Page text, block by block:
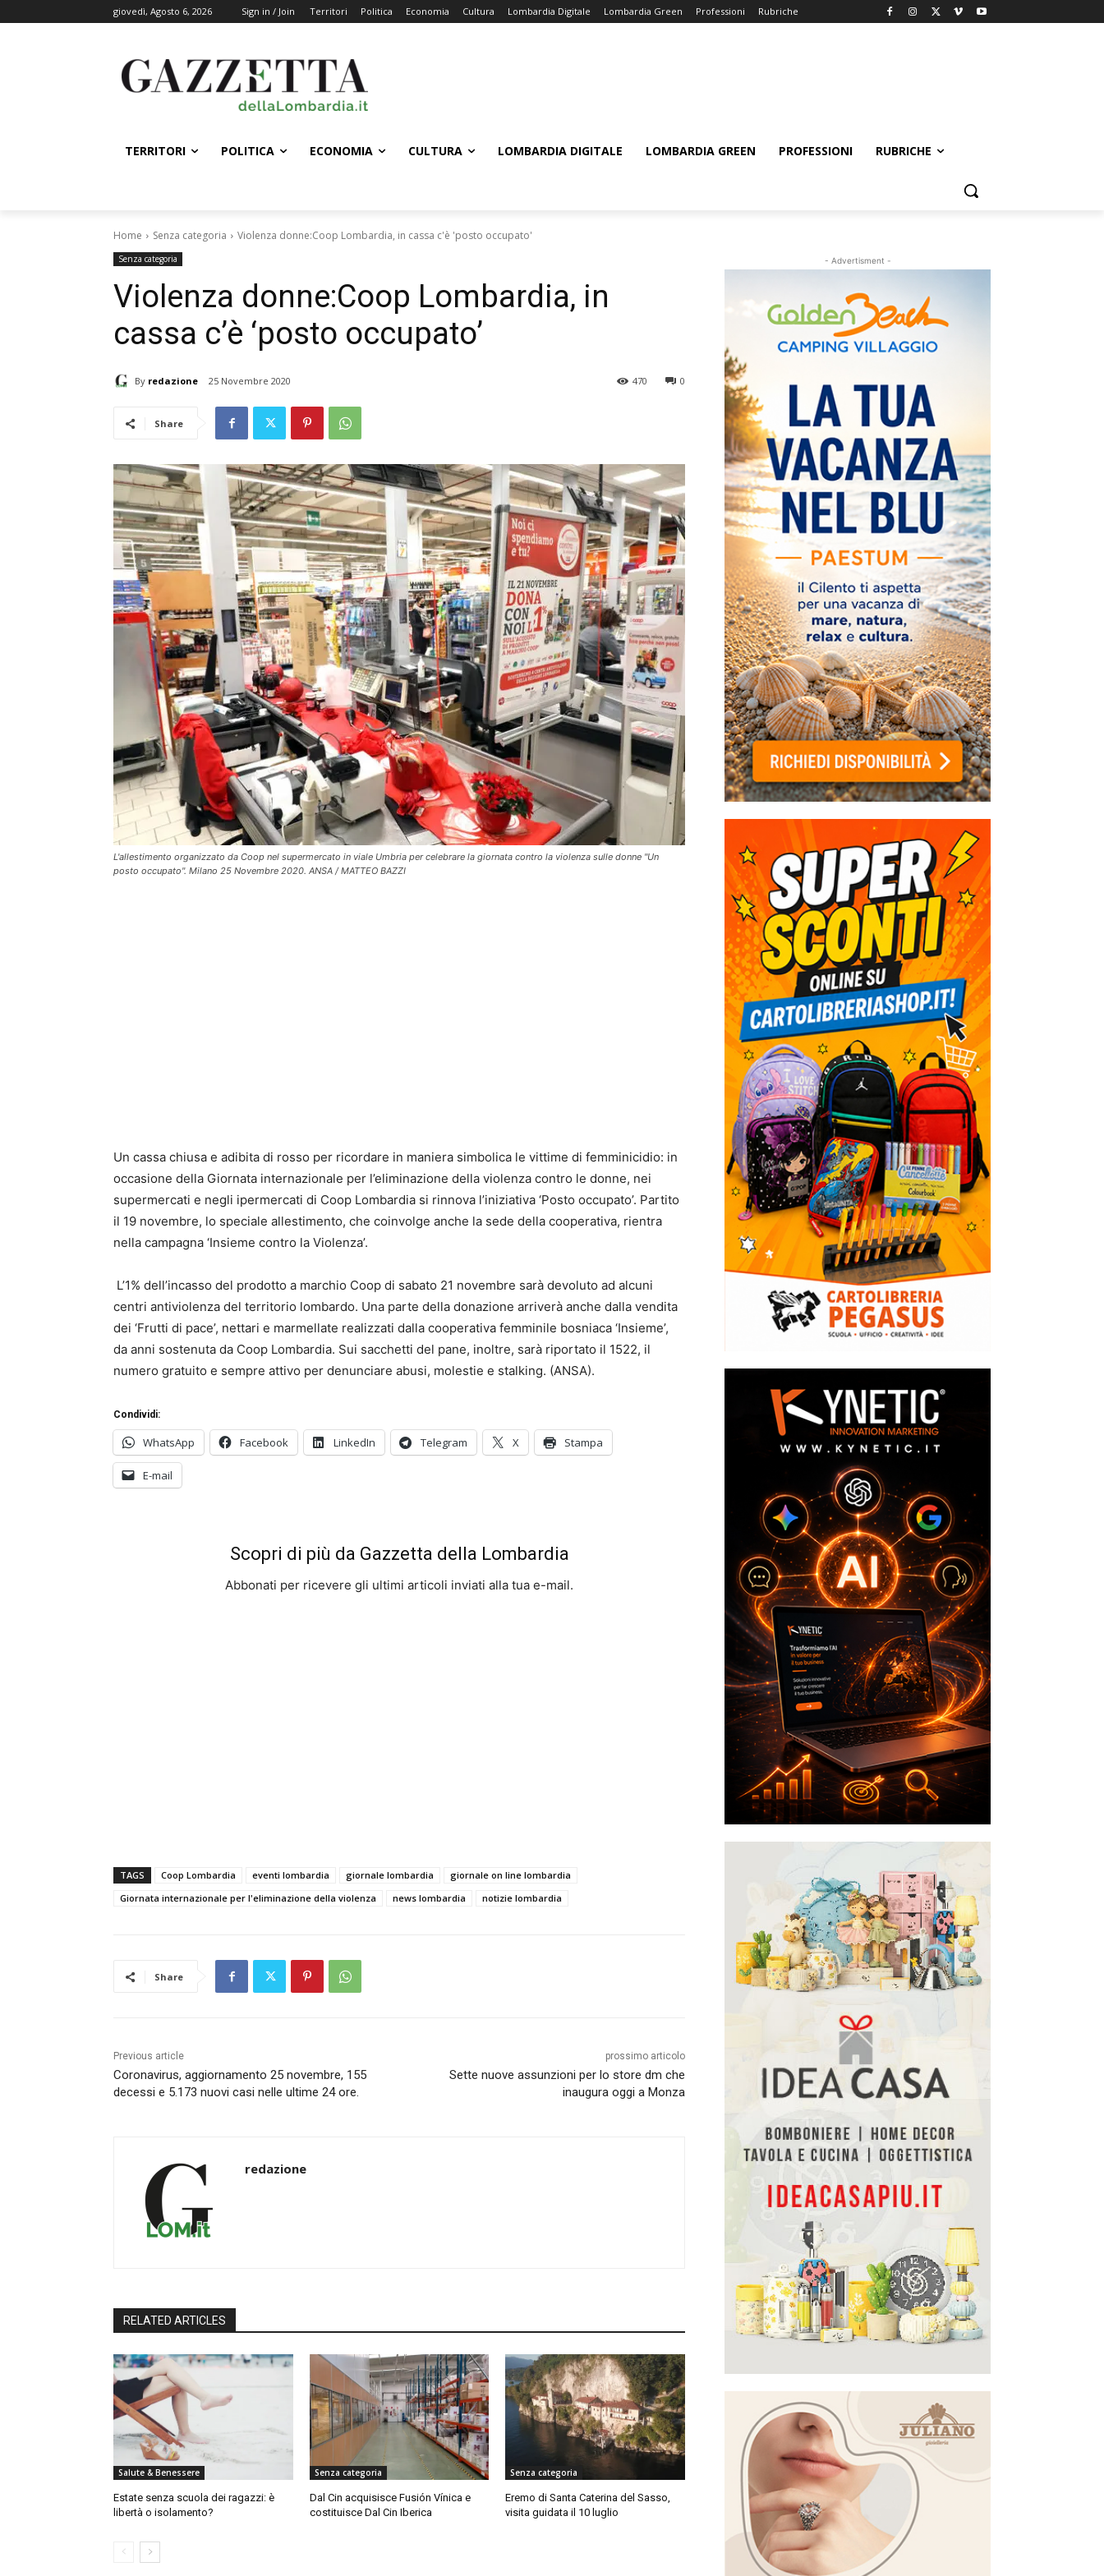
giovedì, Agosto 6, 2026 Sign in / Join Territori Politica Economia Cultura Lombardia Digitale Lombardia Green Professioni Rubriche
TERRITORI POLITICA ECONOMIA CULTURA LOMBARDIA DIGITALE LOMBARDIA GREEN PROFESSIONI RUBRICHE
Home Senza categoria Violenza donne:Coop Lombardia, in cassa c'è 'posto occupato'
Senza categoria
Violenza donne:Coop Lombardia, in
cassa c’è ‘posto occupato’
By redazione 25 Novembre 2020 0
470
Share
L'allestimento organizzato da Coop nel supermercato in viale Umbria per celebrare la giornata contro la violenza sulle donne "Un
posto occupato". Milano 25 Novembre 2020. ANSA / MATTEO BAZZI
Un cassa chiusa e adibita di rosso per ricordare in maniera simbolica le vittime di femminicidio: in
occasione della Giornata internazionale per l’eliminazione della violenza contro le donne, nei
supermercati e negli ipermercati di Coop Lombardia si rinnova l’iniziativa ‘Posto occupato’. Partito
il 19 novembre, lo speciale allestimento, che coinvolge anche la sede della cooperativa, rientra
nella campagna ‘Insieme contro la Violenza’.
L’1% dell’incasso del prodotto a marchio Coop di sabato 21 novembre sarà devoluto ad alcuni
centri antiviolenza del territorio lombardo. Una parte della donazione arriverà anche dalla vendita
dei ‘Frutti di pace’, nettari e marmellate realizzati dalla cooperativa femminile bosniaca ‘Insieme’,
da anni sostenuta da Coop Lombardia. Sui sacchetti del pane, inoltre, sarà riportato il 1522, il
numero gratuito e sempre attivo per denunciare abusi, molestie e stalking. (ANSA).
Condividi:
WhatsApp Facebook LinkedIn Telegram X Stampa
E-mail
Scopri di più da Gazzetta della Lombardia
Abbonati per ricevere gli ultimi articoli inviati alla tua e-mail.
TAGS Coop Lombardia eventi lombardia giornale lombardia
giornale on line lombardia
Giornata internazionale per l'eliminazione della violenza
news lombardia notizie lombardia
Share
Previous article
Coronavirus, aggiornamento 25 novembre, 155
decessi e 5.173 nuovi casi nelle ultime 24 ore.
prossimo articolo
Sette nuove assunzioni per lo store dm che
inaugura oggi a Monza
redazione
RELATED ARTICLES
Salute & Benessere
Estate senza scuola dei ragazzi: è
libertà o isolamento?
Senza categoria
Dal Cin acquisisce Fusión Vínica e
costituisce Dal Cin Iberica
Senza categoria
Eremo di Santa Caterina del Sasso,
visita guidata il 10 luglio
- Advertisment -